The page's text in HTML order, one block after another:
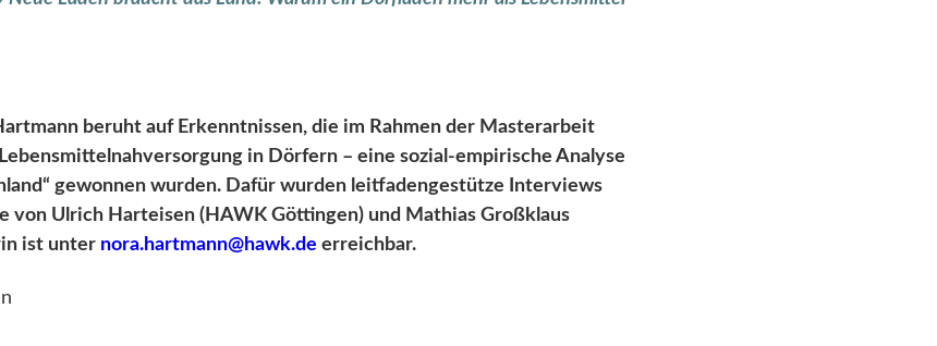
beruht auf Erkenntnissen, die im Rahmen der Masterarbeit
in Dörfern – eine sozial-empirische Analyse
gewonnen wurden. Dafür wurden leitfadengestütze Interviews
von Ulrich Harteisen (HAWK Göttingen) und Mathias Großklaus
ist unter nora.hartmann@hawk.de erreichbar.